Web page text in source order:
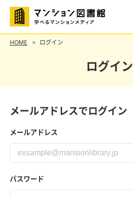
HOME ログイン
ログイン
メールアドレスでログイン
メールアドレス
パスワード